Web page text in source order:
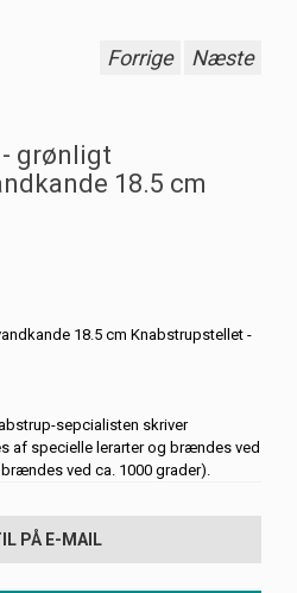
Forrige Næste
grønligt
18.5 cm
18.5 cm Knabstrupstellet -
sepcialisten skriver
af specielle lerarter og brændes ved
ved ca. 1000 grader).
PÅ E-MAIL